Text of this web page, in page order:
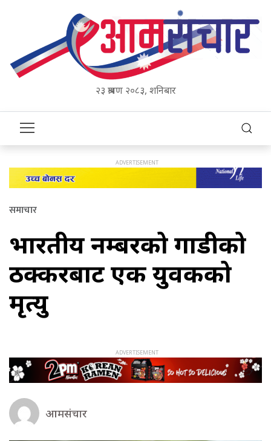
२३ श्रावण २०८३, शनिबार
समाचार
भारतीय नम्बरको गाडीको
ठक्करबाट एक युवकको
मृत्यु
आमसंचार